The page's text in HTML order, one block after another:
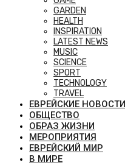
GARDEN
HEALTH
INSPIRATION
LATEST NEWS
MUSIC
SCIENCE
SPORT
TECHNOLOGY
TRAVEL
ЕВРЕЙСКИЕ НОВОСТИ
ОБЩЕСТВО
ОБРАЗ ЖИЗНИ
МЕРОПРИЯТИЯ
ЕВРЕЙСКИЙ МИР
В МИРЕ